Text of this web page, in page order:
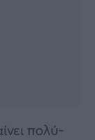
πολύ-